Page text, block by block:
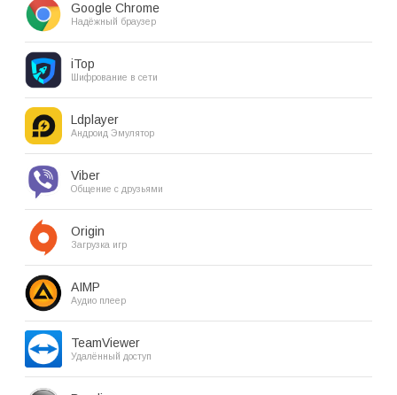
Google Chrome
Надёжный браузер
iTop
Шифрование в сети
Ldplayer
Андроид Эмулятор
Viber
Общение с друзьями
Origin
Загрузка игр
AIMP
Аудио плеер
TeamViewer
Удалённый доступ